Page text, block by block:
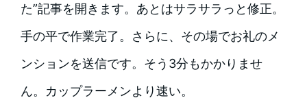
た”記事を開きます。あとはサラサラっと修正。
手の平で作業完了。さらに、その場でお礼のメ
ンションを送信です。そう3分もかかりませ
ん。カップラーメンより速い。